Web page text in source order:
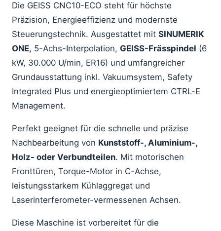
Die GEISS CNC10-ECO steht für höchste
Präzision, Energieeffizienz und modernste
Steuerungstechnik. Ausgestattet mit SINUMERIK
ONE, 5-Achs-Interpolation, GEISS-Frässpindel (6
kW, 30.000 U/min, ER16) und umfangreicher
Grundausstattung inkl. Vakuumsystem, Safety
Integrated Plus und energieoptimiertem CTRL-E
Management.
Perfekt geeignet für die schnelle und präzise
Nachbearbeitung von Kunststoff-, Aluminium-,
Holz- oder Verbundteilen. Mit motorischen
Fronttüren, Torque-Motor in C-Achse,
leistungsstarkem Kühlaggregat und
Laserinterferometer-vermessenen Achsen.
Diese Maschine ist vorbereitet für die